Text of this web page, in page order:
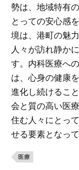
勢は、地域特有
とっての安心感
境は、港町の魅
人々が訪れ静か
す。内科医療へ
は、心身の健康
進化し続けるこ
会と質の高い医
住む人々にとっ
せる要素となって
医療